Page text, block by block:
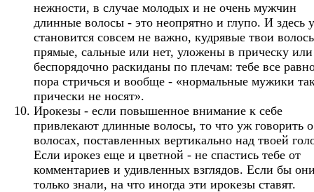
нежности, в случае молодых и не очень мужчин
длинные волосы - это неопрятно и глупо. И здесь
становится совсем не важно, кудрявые твои
прямые, сальные или нет, уложены в прическу или
беспорядочно раскиданы по плечам: тебе все
пора стричься и вообще - «нормальные мужики
прически не носят».
Ирокезы - если повышенное внимание к себе
привлекают длинные волосы, то что уж говорить о
волосах, поставленных вертикально над твоей
Если ирокез еще и цветной - не спастись тебе от
комментариев и удивленных взглядов. Если бы
только знали, на что иногда эти ирокезы ставят.